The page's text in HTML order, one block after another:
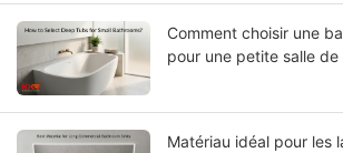
Comment choisir une
pour une petite salle de
Matériau idéal pour les